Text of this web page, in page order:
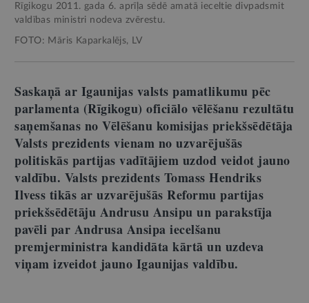
Rīgikogu 2011. gada 6. aprīļa sēdē amatā ieceltie divpadsmit
valdības ministri nodeva zvērestu.
FOTO: Māris Kaparkalējs, LV
Saskaņā ar Igaunijas valsts pamatlikumu pēc
parlamenta (Rīgikogu) oficiālo vēlēšanu rezultātu
saņemšanas no Vēlēšanu komisijas priekšsēdētāja
Valsts prezidents vienam no uzvarējušās
politiskās partijas vadītājiem uzdod veidot jauno
valdību. Valsts prezidents Tomass Hendriks
Ilvess tikās ar uzvarējušās Reformu partijas
priekšsēdētāju Andrusu Ansipu un parakstīja
pavēli par Andrusa Ansipa iecelšanu
premjerministra kandidāta kārtā un uzdeva
viņam izveidot jauno Igaunijas valdību.